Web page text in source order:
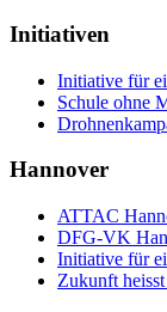
Initiativen
Initiative für
Schule ohne
Hannover
ATTAC
DFG-VK
Initiative für
Zukunft